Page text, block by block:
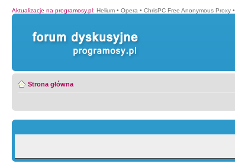
Aktualizacje na programosy.pl: Helium • Opera • ChrisPC Free Anonymous Proxy •
Strona główna